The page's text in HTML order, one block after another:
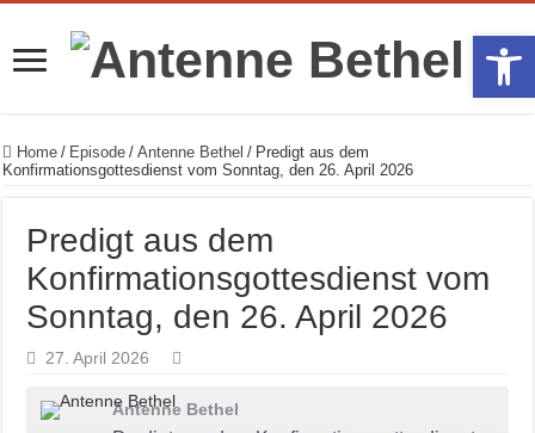
Home / Episode / Antenne Bethel / Predigt aus dem
Konfirmationsgottesdienst vom Sonntag, den 26. April 2026
Predigt aus dem
Konfirmationsgottesdienst vom
Sonntag, den 26. April 2026
27. April 2026
Antenne Bethel